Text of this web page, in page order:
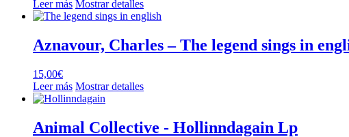
precio
original
precio
actual
21,99€.
Leer más Mostrar detalles
Aznavour, Charles – The legend sings in
15,00€
Leer más Mostrar detalles
Animal Collective ‎- Hollinndagain Lp